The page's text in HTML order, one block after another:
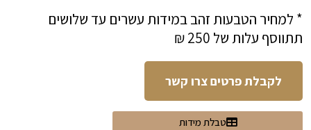
* למחיר הטבעות זהב במידות עשרים עד שלושים
תתווסף עלות של 250 ₪
לקבלת פרטים צרו קשר
טבלת מידות